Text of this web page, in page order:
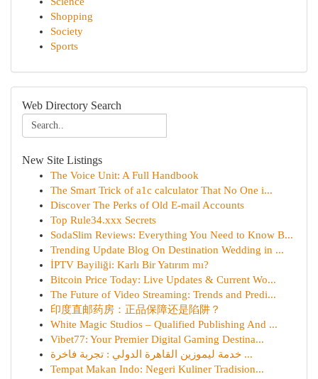
Shopping
Society
Sports
Web Directory Search
New Site Listings
The Voice Unit: A Full Handbook
The Smart Trick of a1c calculator That No One i...
Discover The Perks of Old E-mail Accounts
Top Rule34.xxx Secrets
SodaSlim Reviews: Everything You Need to Know B...
Trending Update Blog On Destination Wedding in ...
İPTV Bayiliği: Karlı Bir Yatırım mı?
Bitcoin Price Today: Live Updates & Current Wo...
The Future of Video Streaming: Trends and Predi...
印度直邮药房：正品保障还是陷阱？
White Magic Studios – Qualified Publishing And ...
Vibet77: Your Premier Digital Gaming Destina...
خدمة ليموزين القاهرة الدولي : تجربة فاخرة ...
Tempat Makan Indo: Negeri Kuliner Tradision...